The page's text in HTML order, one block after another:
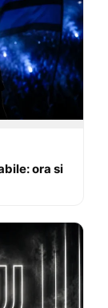
ora si